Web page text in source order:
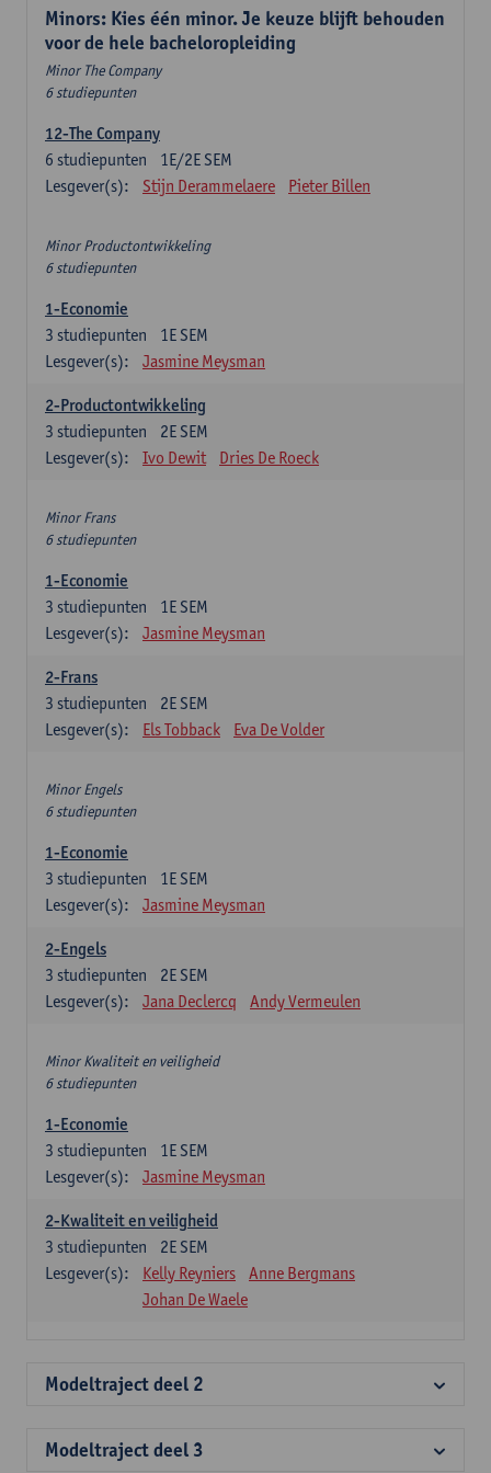
Minors: Kies één minor. Je keuze blijft behouden
voor de hele bacheloropleiding
Minor The Company
6 studiepunten
12-The Company
1E/2E SEM
6 studiepunten
Lesgever(s):
Stijn Derammelaere Pieter Billen
Minor Productontwikkeling
6 studiepunten
1-Economie
1E SEM
3 studiepunten
Lesgever(s):
Jasmine Meysman
2-Productontwikkeling
2E SEM
3 studiepunten
Lesgever(s):
Ivo Dewit Dries De Roeck
Minor Frans
6 studiepunten
1-Economie
1E SEM
3 studiepunten
Lesgever(s):
Jasmine Meysman
2-Frans
2E SEM
3 studiepunten
Lesgever(s):
Els Tobback Eva De Volder
Minor Engels
6 studiepunten
1-Economie
1E SEM
3 studiepunten
Lesgever(s):
Jasmine Meysman
2-Engels
2E SEM
3 studiepunten
Lesgever(s):
Jana Declercq Andy Vermeulen
Minor Kwaliteit en veiligheid
6 studiepunten
1-Economie
1E SEM
3 studiepunten
Lesgever(s):
Jasmine Meysman
2-Kwaliteit en veiligheid
2E SEM
3 studiepunten
Lesgever(s):
Kelly Reyniers
Anne Bergmans
Johan De Waele
Modeltraject deel 2
Modeltraject deel 3